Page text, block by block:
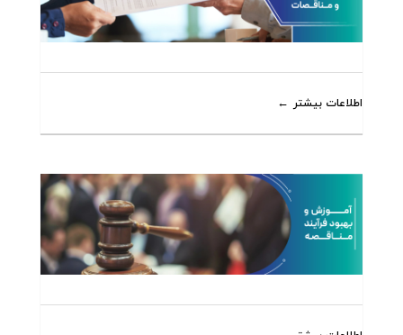
اطلاعات بیشتر